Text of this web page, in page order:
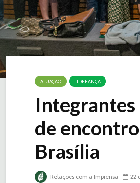
ATUAÇÃO LIDERANÇA
Integrantes
de
Brasília
Relações com a Imprensa 22